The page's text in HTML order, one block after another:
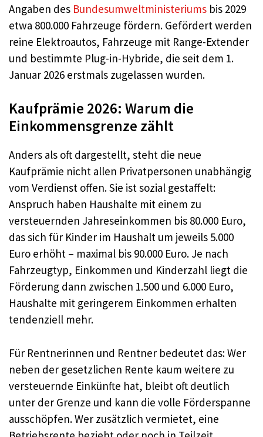
Angaben des Bundesumweltministeriums bis 2029
etwa 800.000 Fahrzeuge fördern. Gefördert werden
reine Elektroautos, Fahrzeuge mit Range-Extender
und bestimmte Plug-in-Hybride, die seit dem 1.
Januar 2026 erstmals zugelassen wurden.
Kaufprämie 2026: Warum die
Einkommensgrenze zählt
Anders als oft dargestellt, steht die neue
Kaufprämie nicht allen Privatpersonen unabhängig
vom Verdienst offen. Sie ist sozial gestaffelt:
Anspruch haben Haushalte mit einem zu
versteuernden Jahreseinkommen bis 80.000 Euro,
das sich für Kinder im Haushalt um jeweils 5.000
Euro erhöht – maximal bis 90.000 Euro. Je nach
Fahrzeugtyp, Einkommen und Kinderzahl liegt die
Förderung dann zwischen 1.500 und 6.000 Euro,
Haushalte mit geringerem Einkommen erhalten
tendenziell mehr.
Für Rentnerinnen und Rentner bedeutet das: Wer
neben der gesetzlichen Rente kaum weitere zu
versteuernde Einkünfte hat, bleibt oft deutlich
unter der Grenze und kann die volle Förderspanne
ausschöpfen. Wer zusätzlich vermietet, eine